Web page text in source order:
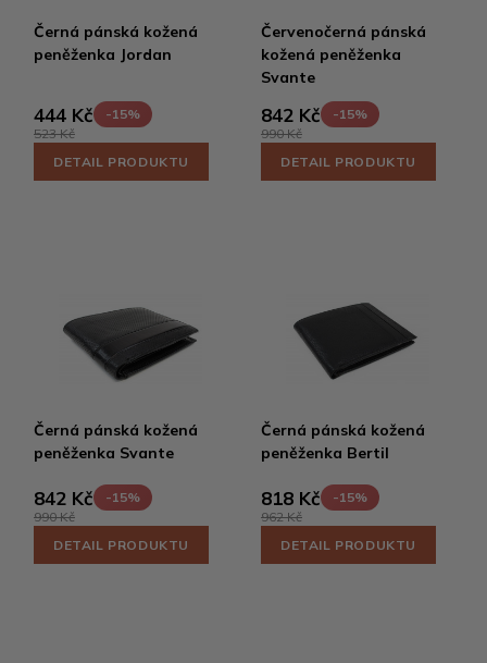
Černá pánská kožená
peněženka Jordan
444 Kč
-15%
523 Kč
DETAIL PRODUKTU
Červenočerná pánská
kožená peněženka
Svante
842 Kč
-15%
990 Kč
DETAIL PRODUKTU
Černá pánská kožená
peněženka Svante
842 Kč
-15%
990 Kč
DETAIL PRODUKTU
Černá pánská kožená
peněženka Bertil
818 Kč
-15%
962 Kč
DETAIL PRODUKTU